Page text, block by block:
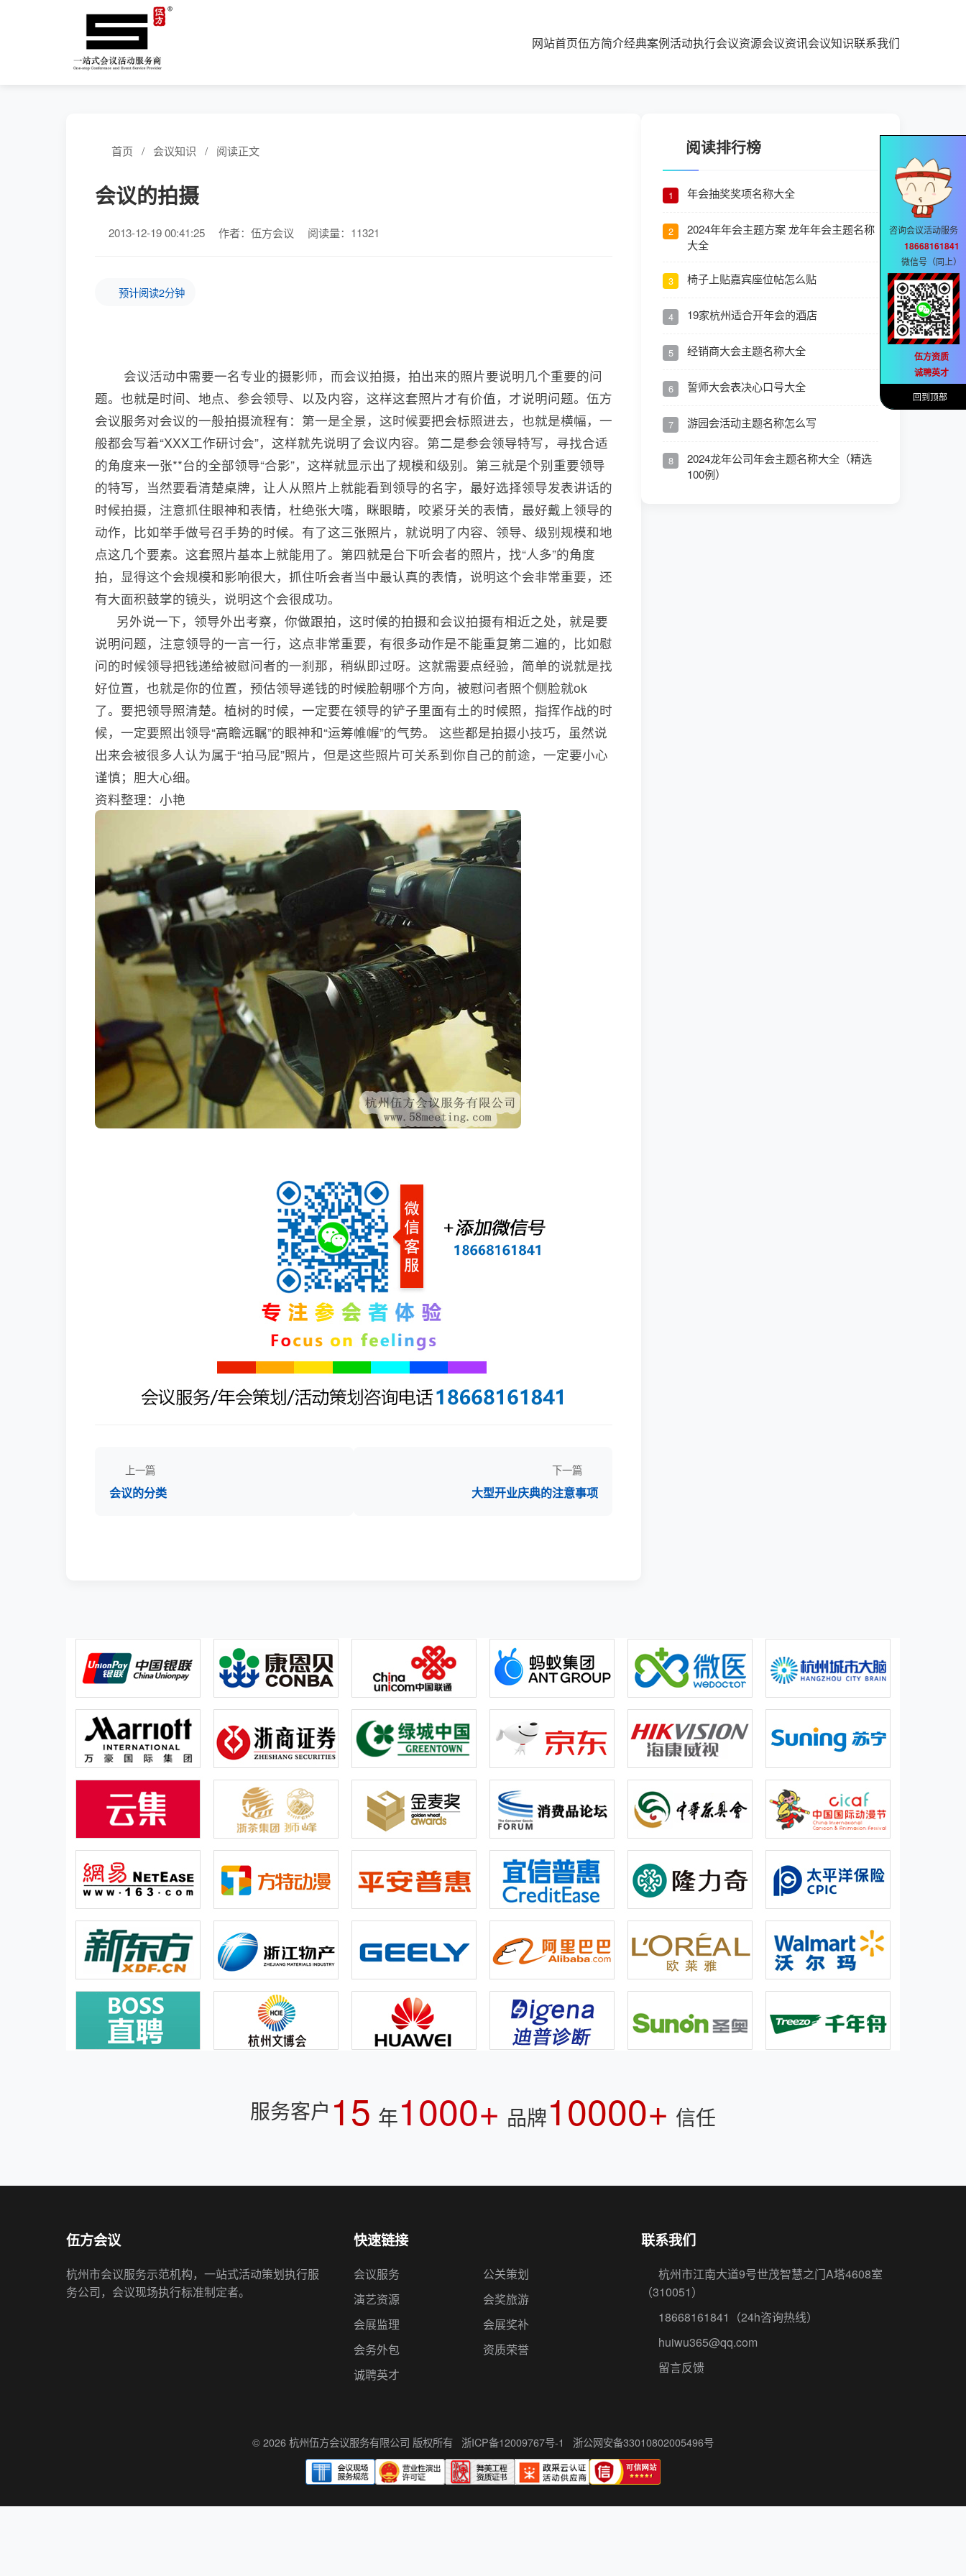
网站首页伍方简介经典案例活动执行会议资源会议资讯会议知识联系我们
首页 / 会议知识 / 阅读正文
会议的拍摄
2013-12-19 00:41:25 作者：伍方会议 阅读量：11321
预计阅读2分钟
会议活动中需要一名专业的摄影师，而会议拍摄，拍出来的照片要说明几个重要的问
题。也就是时间、地点、参会领导、以及内容，这样这套照片才有价值，才说明问题。伍方
会议服务对会议的一般拍摄流程有：第一是全景，这时候要把会标照进去，也就是横幅，一
般都会写着“XXX工作研讨会”，这样就先说明了会议内容。第二是参会领导特写，寻找合适
的角度来一张**台的全部领导“合影”，这样就显示出了规模和级别。第三就是个别重要领导
的特写，当然要看清楚桌牌，让人从照片上就能看到领导的名字，最好选择领导发表讲话的
时候拍摄，注意抓住眼神和表情，杜绝张大嘴，眯眼睛，咬紧牙关的表情，最好戴上领导的
动作，比如举手做号召手势的时候。有了这三张照片，就说明了内容、领导、级别规模和地
点这几个要素。这套照片基本上就能用了。第四就是台下听会者的照片，找“人多”的角度
拍，显得这个会规模和影响很大，抓住听会者当中最认真的表情，说明这个会非常重要，还
有大面积鼓掌的镜头，说明这个会很成功。
另外说一下，领导外出考察，你做跟拍，这时候的拍摄和会议拍摄有相近之处，就是要
说明问题，注意领导的一言一行，这点非常重要，有很多动作是不能重复第二遍的，比如慰
问的时候领导把钱递给被慰问者的一刹那，稍纵即过呀。这就需要点经验，简单的说就是找
好位置，也就是你的位置，预估领导递钱的时候脸朝哪个方向，被慰问者照个侧脸就ok
了。要把领导照清楚。植树的时候，一定要在领导的铲子里面有土的时候照，指挥作战的时
候，一定要照出领导“高瞻远瞩”的眼神和“运筹帷幄”的气势。 这些都是拍摄小技巧，虽然说
出来会被很多人认为属于“拍马屁”照片，但是这些照片可关系到你自己的前途，一定要小心
谨慎；胆大心细。
资料整理：小艳
上一篇
会议的分类
下一篇
大型开业庆典的注意事项
阅读排行榜
1 年会抽奖奖项名称大全
2
2024年年会主题方案 龙年年会主题名称
大全
3 椅子上贴嘉宾座位帖怎么贴
4 19家杭州适合开年会的酒店
5 经销商大会主题名称大全
6 誓师大会表决心口号大全
7 游园会活动主题名称怎么写
8
2024龙年公司年会主题名称大全（精选
100例）
服务客户 15 年1000+ 品牌10000+ 信任
伍方会议
杭州市会议服务示范机构，一站式活动策划执行服
务公司，会议现场执行标准制定者。
快速链接
会议服务
公关策划
演艺资源
会奖旅游
会展监理
会展奖补
会务外包
资质荣誉
诚聘英才
联系我们
杭州市江南大道9号世茂智慧之门A塔4608室
（310051）
18668161841
（24h咨询热线）
huiwu365@qq.com
留言反馈
© 2026 杭州伍方会议服务有限公司 版权所有 浙ICP备12009767号-1 浙公网安备33010802005496号
咨询会议活动服务
18668161841
微信号（同上）
伍方资质
诚聘英才
回到顶部